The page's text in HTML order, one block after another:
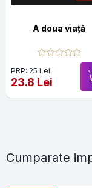
A doua viață
PRP: 25 Lei
23.8 Lei
Cumparate